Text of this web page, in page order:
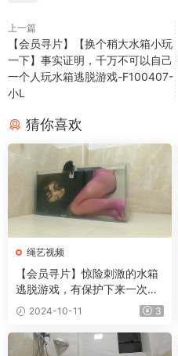
上一篇
【会员寻片】【换个稍大水箱小玩
一下】事实证明，千万不可以自己
一个人玩水箱逃脱游戏-F100407-
小L
猜你喜欢
绳艺视频
【会员寻片】惊险刺激的水箱
逃脱游戏，有保护下来一次绝
望的溺晕体验-F100410-小L
2024-10-11 3